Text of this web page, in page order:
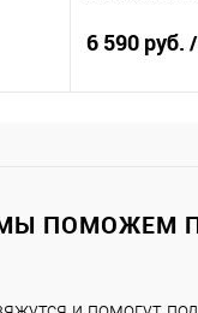
6 590 руб.
Купить в 1
ПОМОЖЕМ